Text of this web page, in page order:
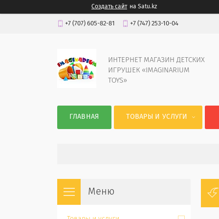
Создать сайт на Satu.kz
+7 (707) 605-82-81 +7 (747) 253-10-04
ИНТЕРНЕТ МАГАЗИН ДЕТСКИХ
ИГРУШЕК «IMAGINARIUM
TOYS»
ГЛАВНАЯ ТОВАРЫ И УСЛУГИ